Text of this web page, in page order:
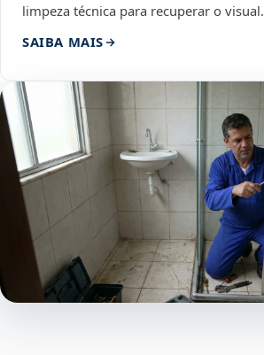
limpeza técnica para recuperar o visual.
SAIBA MAIS